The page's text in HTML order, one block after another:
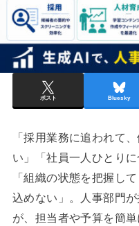
ポスト Bluesky
「採用業務に追われて
い」「社員一人ひとり
「組織の状態を把握し
込めない」。人事部門
が、担当者や予算を簡